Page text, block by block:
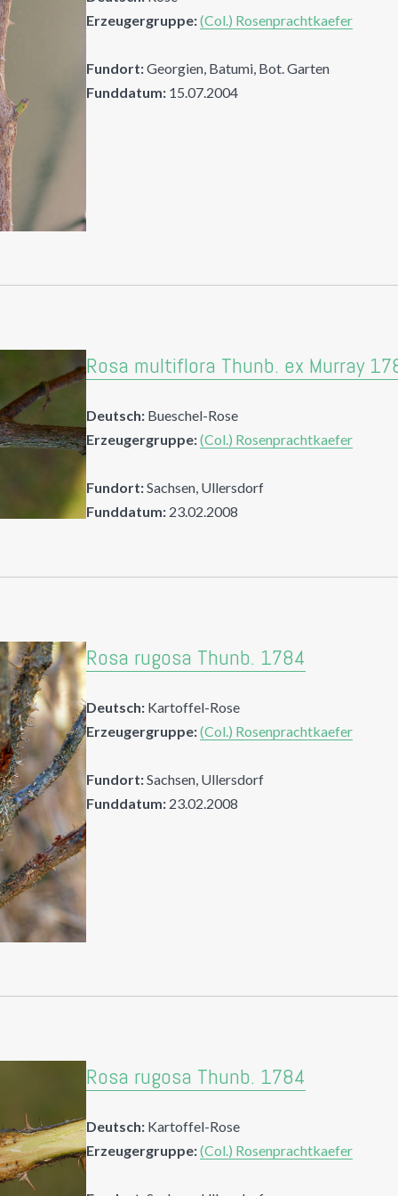
Erzeugergruppe:(Col.) Rosenprachtkaefer
Fundort:Georgien, Batumi, Bot. Garten
Funddatum: 15.07.2004
Rosa multiflora Thunb. ex Murray
Deutsch: Bueschel-Rose
Erzeugergruppe:(Col.) Rosenprachtkaefer
Fundort:Sachsen, Ullersdorf
Funddatum: 23.02.2008
Rosa rugosa Thunb. 1784
Deutsch: Kartoffel-Rose
Erzeugergruppe:(Col.) Rosenprachtkaefer
Fundort:Sachsen, Ullersdorf
Funddatum: 23.02.2008
Rosa rugosa Thunb. 1784
Deutsch: Kartoffel-Rose
Erzeugergruppe:(Col.) Rosenprachtkaefer